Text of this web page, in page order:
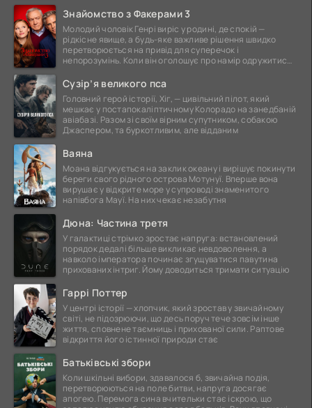
Знайомство з Факерами 3
Молодий чоловік Генрі виріс у родині, де спокій —
рідкісне явище, а будь-яке важливе рішення швидко
перетворюється на привід для суперечок і
непорозумінь. Коли він оголошує про намір одружитися,
Сузір’я великого пса
Головний герой історії, Хіг, — цивільний пілот, який
мешкає у постапокаліптичному Колорадо на занедбаній
авіабазі. Разом зі своїм вірним супутником, собакою
Джаспером, та буркотливим, але відданим
Ваяна
Моана відгукується на заклик океану і вирішує покинути
береги свого рідного острова Мотунуї. Вперше вона
вирушає у відкрите море у супроводі знаменитого
напівбога Мауї. На них чекає незабутня
Дюна: Частина третя
У галактиці стрімко зростає напруга: встановлений
порядок дедалі більше викликає невдоволення, а
навколо імператора починає згущуватися павутина
прихованих інтриг. Йому доводиться тримати ситуацію
Гаррі Поттер
У центрі історії — хлопчик, який зростав у звичайному
світі, не підозрюючи, що десь поруч тече зовсім інше
життя, сповнене таємниць і прихованої сили. Раптове
відкриття його істинної природи стає
Батьківські збори
Коли шкільні вибори, здавалося б, звичайна подія,
перетворюються на поле битви, напруга досягає
апогею. Перемога сина вчительки стає іскрою, що